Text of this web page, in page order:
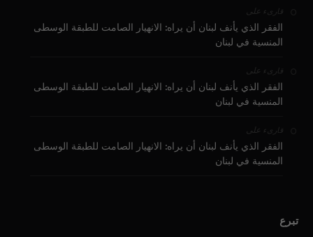
قارىء على
الفقر الذي يأنف لبنان أن يراه: الانهيار الصامت للطبقة الوسطى
المنسية في لبنان
قارىء على
الفقر الذي يأنف لبنان أن يراه: الانهيار الصامت للطبقة الوسطى
المنسية في لبنان
قارىء على
الفقر الذي يأنف لبنان أن يراه: الانهيار الصامت للطبقة الوسطى
المنسية في لبنان
تبرع